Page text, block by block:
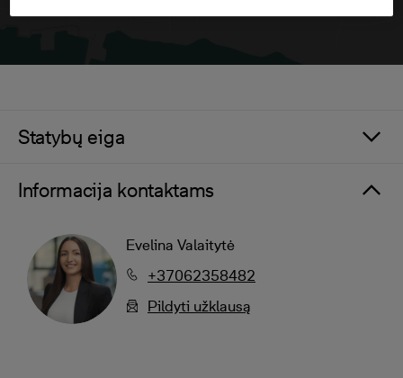
Statybų eiga
Informacija kontaktams
Evelina Valaitytė
+37062358482
Pildyti užklausą